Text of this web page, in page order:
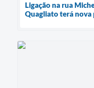
Ligação na rua
Quagliato terá nova